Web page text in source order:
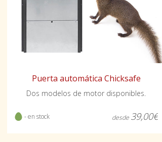
Puerta automática Chicksafe
Dos modelos de motor disponibles.
- en stock desde 39,00€